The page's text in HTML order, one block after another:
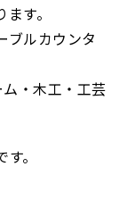
す。
ブルカウンタ
・木工・工芸
。